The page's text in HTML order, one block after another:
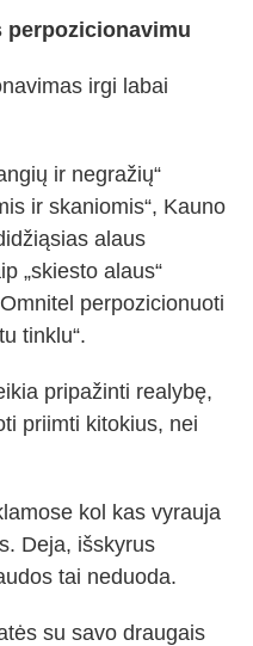
perpozicionavimu
irgi labai
ir negražių“
ir skaniomis“, Kauno
alaus
„skiesto alaus“
perpozicionuoti
tinklu“.
pripažinti realybę,
priimti kitokius, nei
kol kas vyrauja
Deja, išskyrus
tai neduoda.
su savo draugais